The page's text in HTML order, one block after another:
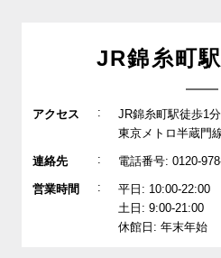
JR錦糸町
アクセス :
JR錦糸町駅徒歩1分
東京メトロ半蔵門
連絡先 : 電話番号: 0120-
営業時間 :
平日: 10:00-22:00
土日: 9:00-21:00
休館日: 年末年始